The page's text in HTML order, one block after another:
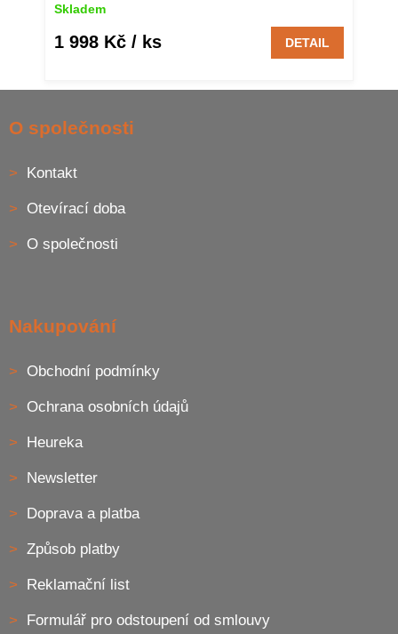
Skladem
1 998 Kč / ks DETAIL
O společnosti
Kontakt
Otevírací doba
O společnosti
Nakupování
Obchodní podmínky
Ochrana osobních údajů
Heureka
Newsletter
Doprava a platba
Způsob platby
Reklamační list
Formulář pro odstoupení od smlouvy